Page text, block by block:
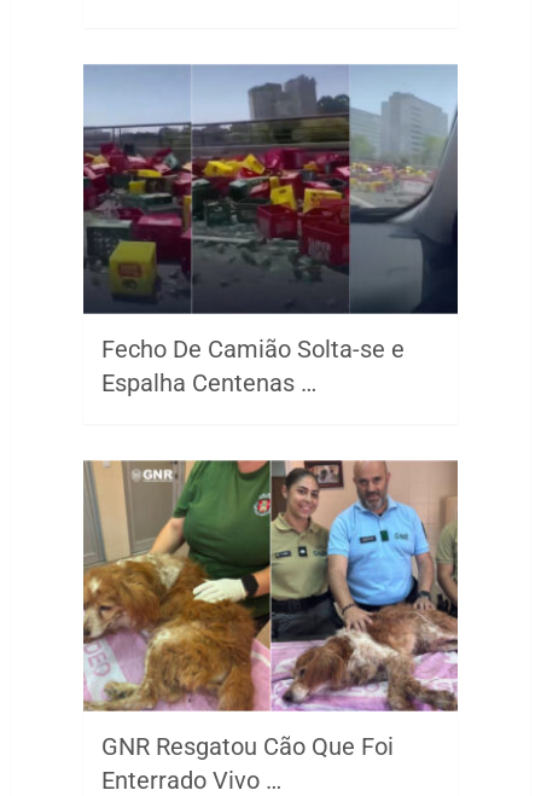
Fecho De Camião Solta-se e
Espalha Centenas …
GNR Resgatou Cão Que Foi
Enterrado Vivo …